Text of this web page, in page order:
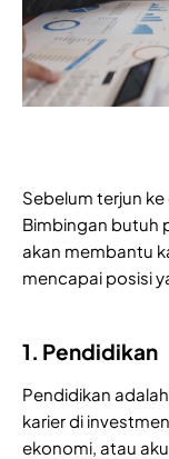
Sebelum terjun
Bimbingan butuh
akan membantu
mencapai posisi
1. Pendidikan
Pendidikan
karier di
ekonomi, atau